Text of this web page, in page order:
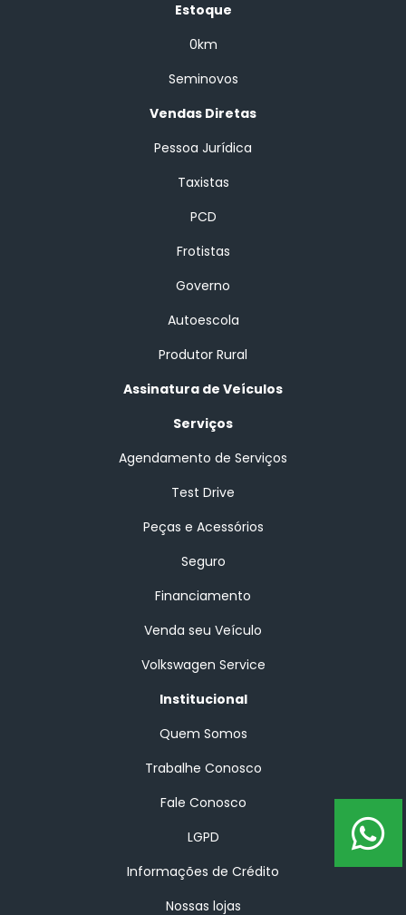
Estoque
0km
Seminovos
Vendas Diretas
Pessoa Jurídica
Taxistas
PCD
Frotistas
Governo
Autoescola
Produtor Rural
Assinatura de Veículos
Serviços
Agendamento de Serviços
Test Drive
Peças e Acessórios
Seguro
Financiamento
Venda seu Veículo
Volkswagen Service
Institucional
Quem Somos
Trabalhe Conosco
Fale Conosco
LGPD
Informações de Crédito
Nossas lojas